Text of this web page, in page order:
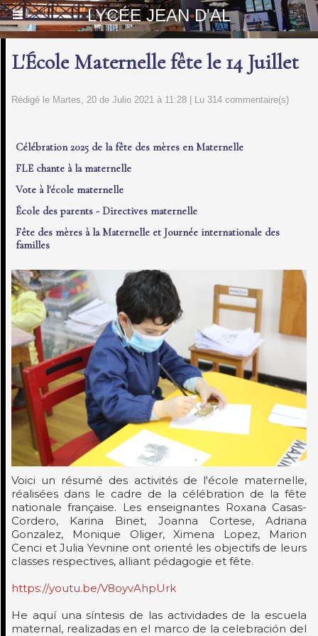
LYCÉE JEAN D'AL
L'École Maternelle fête le 14 Juillet
Rédigé le Martes, 20 de Julio 2021 à 11:28 | Lu 314 commentaire(s)
Célébration 2025 de la fête des mères en Maternelle
FLE chante à la maternelle
Vote à l'école maternelle
École des parents - Directives maternelle
Fête des mères à la Maternelle et Journée internationale des
familles
Voici un résumé des activités de l'école maternelle,
réalisées dans le cadre de la célébration de la fête
nationale française. Les enseignantes Roxana Casas-
Cordero, Karina Binet, Joanna Cortese, Adriana
Gonzalez, Monique Oliger, Ximena Lopez, Marion
Cenci et Julia Yevnine ont orienté les objectifs de leurs
classes respectives, alliant pédagogie et fête.
https://youtu.be/V8oyvAhpUrk
He aquí una síntesis de las actividades de la escuela
maternal, realizadas en el marco de la celebración del